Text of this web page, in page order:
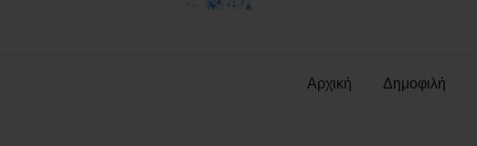
Αρχική Δημοφιλή